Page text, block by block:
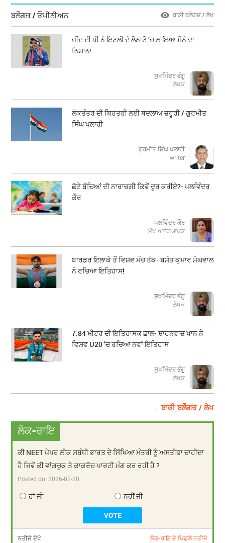
ਬਲੌਗਜ਼ / ਓਪੀਨੀਅਨ ਬਾਕੀ ਬਲੌਗਜ਼ / ਲੇਖ
ਜੀਂਦ ਦੀ ਧੀ ਨੇ ਇਟਲੀ ਦੇ ਲੋਨਾਟੋ ’ਚ ਲਾਇਆ ਸੋਨੇ ਦਾ
ਨਿਸ਼ਾਨਾ
ਸੁਖਮਿੰਦਰ ਭੰਗੂ
ਲੇਖਕ
ਲੋਕਤੰਤਰ ਦੀ ਬਿਹਤਰੀ ਲਈ ਬਦਲਾਅ ਜ਼ਰੂਰੀ / ਗੁਰਮੀਤ
ਸਿੰਘ ਪਲਾਹੀ
ਗੁਰਮੀਤ ਸਿੰਘ ਪਲਾਹੀ
writer
ਛੋਟੇ ਬੱਚਿਆਂ ਦੀ ਨਾਰਾਜ਼ਗੀ ਕਿਵੇਂ ਦੂਰ ਕਰੀਏ?- ਪਲਵਿੰਦਰ
ਕੌਰ
ਪਲਵਿੰਦਰ ਕੌਰ
ਮੁੱਖ ਆਧਿਆਪਕ
ਬਾਰਡਰ ਇਲਾਕੇ ਤੋਂ ਵਿਸ਼ਵ ਮੰਚ ਤੱਕ- ਬਸੰਤ ਕੁਮਾਰ ਮੇਘਵਾਲ
ਨੇ ਰਚਿਆ ਇਤਿਹਾਸ!
ਸੁਖਮਿੰਦਰ ਭੰਗੂ
ਲੇਖਕ
7.84 ਮੀਟਰ ਦੀ ਇਤਿਹਾਸਕ ਛਾਲ- ਸ਼ਾਹਨਵਾਜ਼ ਖਾਨ ਨੇ
ਵਿਸ਼ਵ U20 ’ਚ ਰਚਿਆ ਨਵਾਂ ਇਤਿਹਾਸ
ਸੁਖਮਿੰਦਰ ਭੰਗੂ
ਲੇਖਕ
→ ਬਾਕੀ ਬਲੌਗਜ਼ / ਲੇਖ
ਲੋਕ-ਰਾਇ
ਕੀ NEET ਪੇਪਰ ਲੀਕ ਸਬੰਧੀ ਭਾਰਤ ਦੇ ਸਿੱਖਿਆ ਮੰਤਰੀ ਨੂੰ ਅਸਤੀਫਾ ਚਾਹੀਦਾ
ਹੈ ਜਿਵੇਂ ਕੀ ਵਾਂਗਚੂਕ ਤੇ ਕਾਕਰੋਚ ਪਾਰਟੀ ਮੰਗ ਕਰ ਰਹੀ ਹੈ ?
Posted on:2026-07-20
ਹਾਂ ਜੀ ਨਹੀਂ ਜੀ
ਨਤੀਜੇ ਦੇਖੋ ਲੋਕ-ਰਾਇ ਦੇ ਪਿਛਲੇ ਨਤੀਜੇ